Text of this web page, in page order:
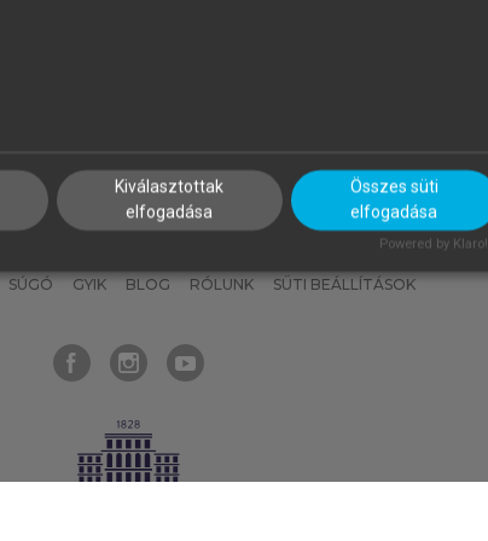
MI – ÁLTALÁNOS IRÁNYELVEK
SÚGÓ GYIK BLOG RÓLUNK SÜTI BEÁLLÍTÁSOK
Kiválasztottak
elfogadása
Összes süti
elfogadása
Powered by Klaro!